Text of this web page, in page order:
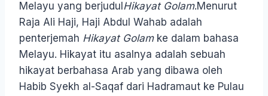
Melayu yang berjudul Hikayat Golam.Menurut
Raja Ali Haji, Haji Abdul Wahab adalah
penterjemah Hikayat Golamke dalam bahasa
Melayu. Hikayat itu asalnya adalah sebuah
hikayat berbahasa Arab yang dibawa oleh
Habib Syekh al-Saqaf dari Hadramaut ke Pulau